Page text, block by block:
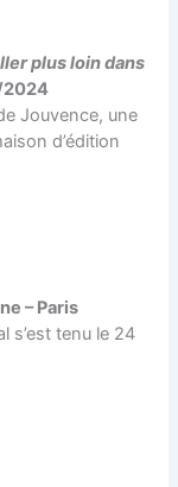
plus loin dans
2024
Jouvence, une
d’édition
– Paris
s’est tenu le 24